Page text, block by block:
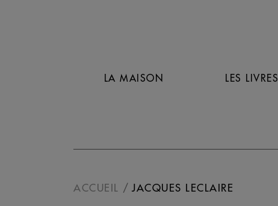
LA MAISON LES LIVRES
ACCUEIL JACQUES LECLAIRE